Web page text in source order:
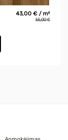
43,00 € / m²
55,00 €